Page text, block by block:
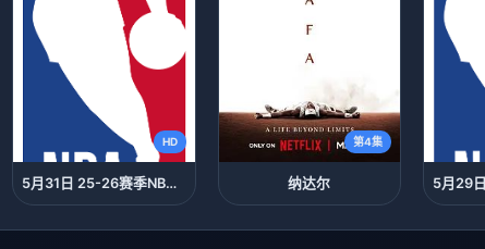
HD
5月31日 25-26赛季NBA季后赛 马刺VS雷霆
第4集
纳达尔